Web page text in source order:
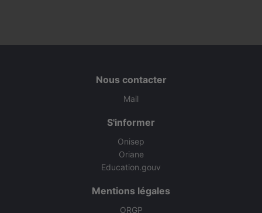
Nous contacter
Mail
S'informer
Onisep
Oriane
Education.gouv
Mentions légales
ORGP